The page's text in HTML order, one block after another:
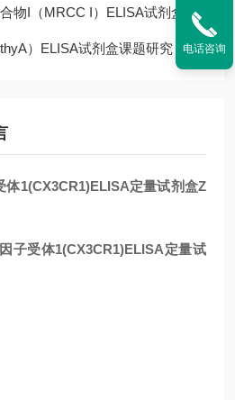
物I（MRCC I）ELISA试剂盒
）ELISA试剂盒课题研究
体1(CX3CR1)ELISA定量试剂盒Z
子受体1(CX3CR1)ELISA定量试
电话咨询